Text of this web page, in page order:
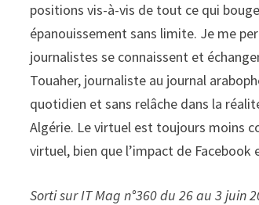
positions vis-à-vis de tout ce qui
épanouissement sans limite. Je me
journalistes se connaissent et
Touaher, journaliste au journal
quotidien et sans relâche dans la
Algérie. Le virtuel est toujours moins
virtuel, bien que l’impact de
Sorti sur IT Mag n°360 du 26 au 3 juin